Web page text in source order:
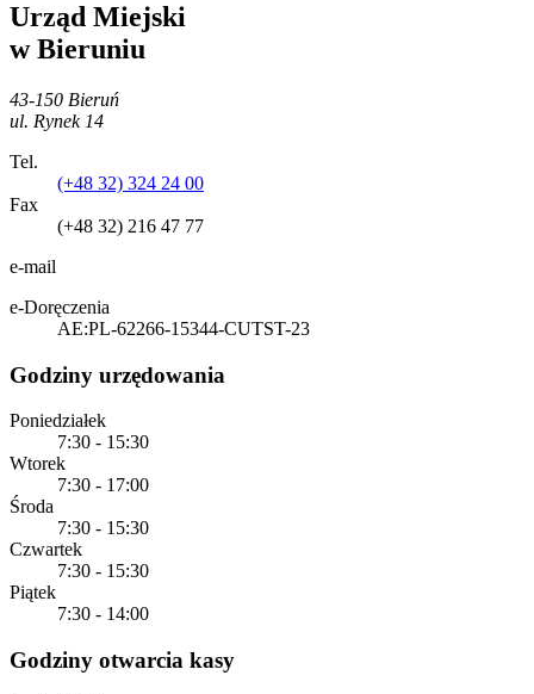
Urząd Miejski
w Bieruniu
43-150 Bieruń
ul. Rynek 14
Tel.
(+48 32) 324 24 00
Fax
(+48 32) 216 47 77
e-mail
e-Doręczenia
AE:PL-62266-15344-CUTST-23
Godziny urzędowania
Poniedziałek
7:30 - 15:30
Wtorek
7:30 - 17:00
Środa
7:30 - 15:30
Czwartek
7:30 - 15:30
Piątek
7:30 - 14:00
Godziny otwarcia kasy